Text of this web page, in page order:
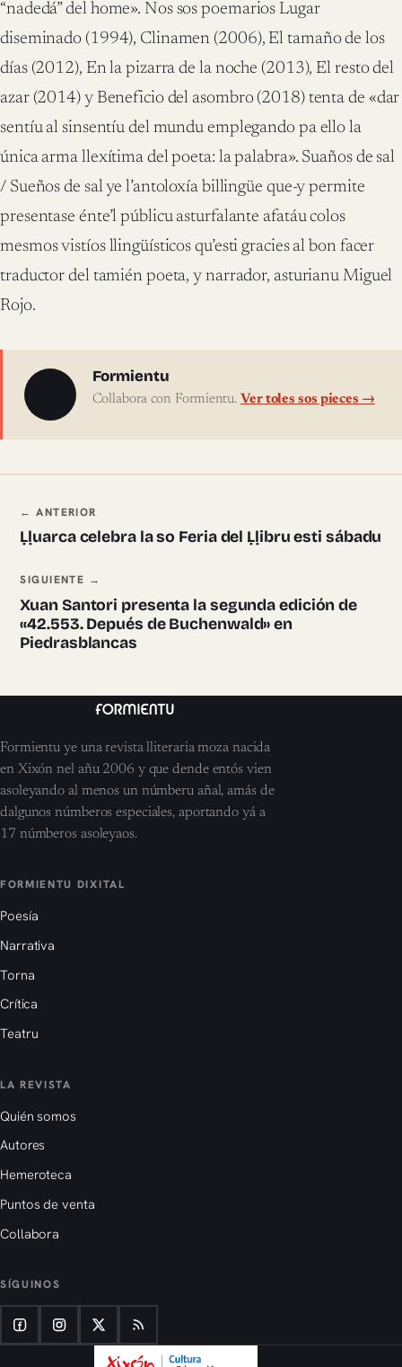
“nadedá” del home». Nos sos poemarios Lugar
diseminado (1994), Clinamen (2006), El tamaño de los
días (2012), En la pizarra de la noche (2013), El resto del
azar (2014) y Beneficio del asombro (2018) tenta de «dar
sentíu al sinsentíu del mundu emplegando pa ello la
única arma llexítima del poeta: la palabra». Suaños de sal
/ Sueños de sal ye l’antoloxía billingüe que-y permite
presentase énte’l públicu asturfalante afatáu colos
mesmos vistíos llingüísticos qu’esti gracies al bon facer
traductor del tamién poeta, y narrador, asturianu Miguel
Rojo.
Sobre l'autor
Formientu
Collabora con Formientu.Ver toles sos pieces →
Navegación ente pieces
← ANTERIOR
Ḷḷuarca celebra la so Feria del Ḷḷibru esti sábadu
SIGUIENTE →
Xuan Santori presenta la segunda edición de
«42.553. Depués de Buchenwald» en
Piedrasblancas
Formientu ye una revista lliteraria moza nacida
en Xixón nel añu 2006 y que dende entós vien
asoleyando al menos un númberu añal, amás de
dalgunos númberos especiales, aportando yá a
17 númberos asoleyaos.
FORMIENTU DIXITAL
Poesía
Narrativa
Torna
Crítica
Teatru
LA REVISTA
Quién somos
Autores
Hemeroteca
Puntos de venta
Collabora
SÍGUINOS